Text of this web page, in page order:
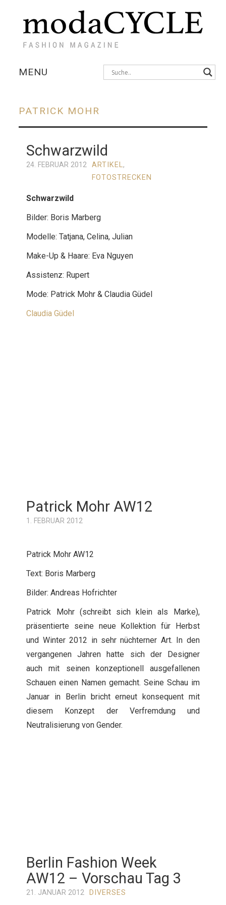
MENU
FOTOSTRECKEN
PATRICK MOHR
Schwarzwild
24. FEBRUAR 2012 ARTIKEL,
FOTOSTRECKEN
Schwarzwild
Bilder: Boris Marberg
Modelle: Tatjana, Celina, Julian
Make-Up & Haare: Eva Nguyen
Assistenz: Rupert
Mode: Patrick Mohr & Claudia Güdel
Claudia Güdel
Patrick Mohr AW12
1. FEBRUAR 2012
Patrick Mohr AW12
Text: Boris Marberg
Bilder: Andreas Hofrichter
Patrick Mohr (schreibt sich klein als Marke),
präsentierte seine neue Kollektion für Herbst
und Winter 2012 in sehr nüchterner Art. In den
vergangenen Jahren hatte sich der Designer
auch mit seinen konzeptionell ausgefallenen
Schauen einen Namen gemacht. Seine Schau im
Januar in Berlin bricht erneut konsequent mit
diesem Konzept der Verfremdung und
Neutralisierung von Gender.
Berlin Fashion Week
AW12 – Vorschau Tag 3
21. JANUAR 2012 DIVERSES